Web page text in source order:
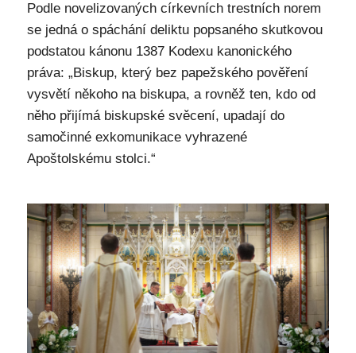
Podle novelizovaných církevních trestních norem
se jedná o spáchání deliktu popsaného skutkovou
podstatou kánonu 1387 Kodexu kanonického
práva: „Biskup, který bez papežského pověření
vysvětí někoho na biskupa, a rovněž ten, kdo od
něho přijímá biskupské svěcení, upadají do
samočinné exkomunikace vyhrazené
Apoštolskému stolci.“